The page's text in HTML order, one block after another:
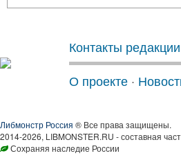
Контакты редакции
О проекте ·
Либмонстр Россия ® Все права защищены.
2014-2026, LIBMONSTER.RU - составная
Сохраняя наследие России